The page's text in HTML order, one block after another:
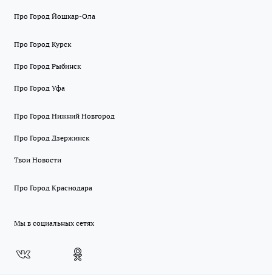
Про Город Йошкар-Ола
Про Город Курск
Про Город Рыбинск
Про Город Уфа
Про Город Нижний Новгород
Про Город Дзержинск
Твои Новости
Про Город Краснодара
Мы в социальных сетях